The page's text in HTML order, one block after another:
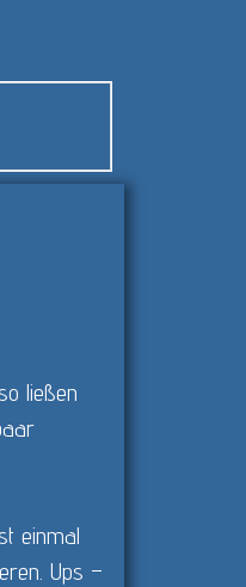
ließen
einmal
Ups –